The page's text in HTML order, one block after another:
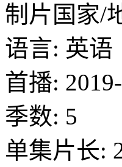
制片国家/
语言: 英语
首播:
季数: 5
单集片长: